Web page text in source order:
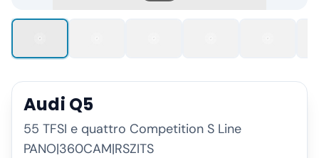
Audi Q5
55 TFSI e quattro Competition S Line
PANO|360CAM|RSZITS